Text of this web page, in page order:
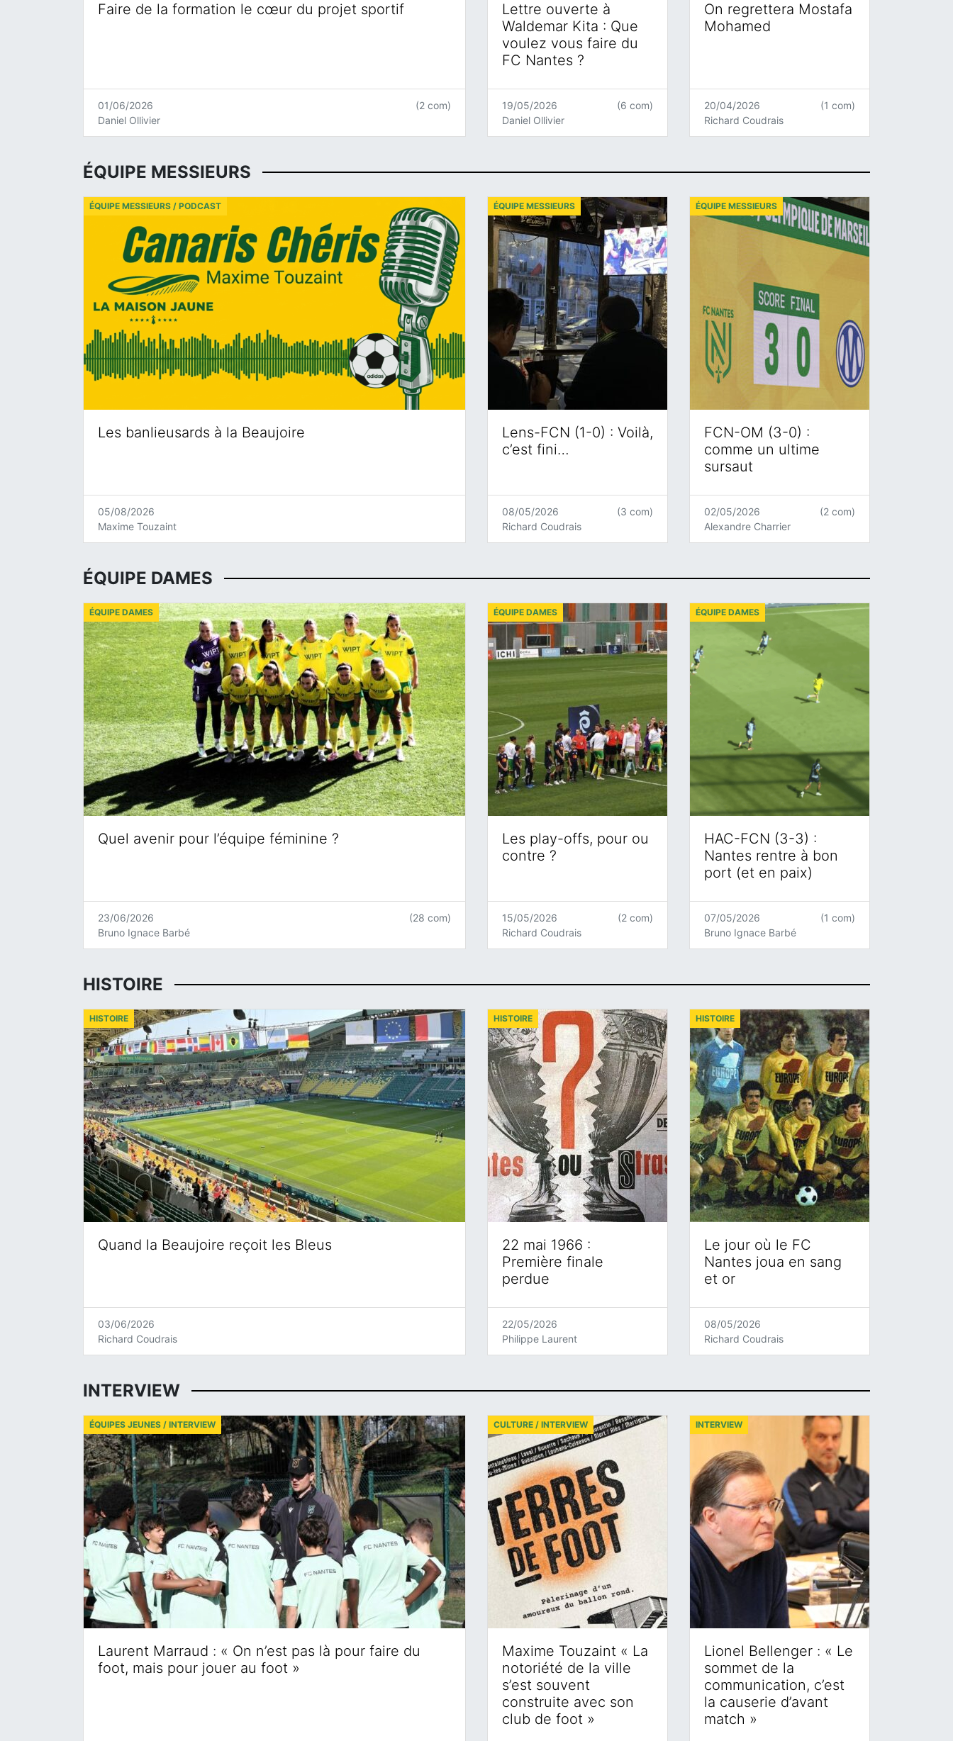
Faire de la formation le cœur du projet sportif
01/06/2026
Daniel Ollivier
(2 com)
Lettre ouverte à
Waldemar Kita : Que
voulez vous faire du
FC Nantes ?
19/05/2026
Daniel Ollivier
(6 com)
On regrettera Mostafa
Mohamed
20/04/2026
Richard Coudrais
(1 com)
ÉQUIPE MESSIEURS
Les banlieusards à la Beaujoire
ÉQUIPE MESSIEURS / PODCAST
05/08/2026
Maxime Touzaint
Lens-FCN (1-0) : Voilà,
c’est fini…
ÉQUIPE MESSIEURS
08/05/2026
Richard Coudrais
(3 com)
FCN-OM (3-0) :
comme un ultime
sursaut
ÉQUIPE MESSIEURS
02/05/2026
Alexandre Charrier
(2 com)
ÉQUIPE DAMES
Quel avenir pour l’équipe féminine ?
ÉQUIPE DAMES
23/06/2026
Bruno Ignace Barbé
(28 com)
Les play-offs, pour ou
contre ?
ÉQUIPE DAMES
15/05/2026
Richard Coudrais
(2 com)
HAC-FCN (3-3) :
Nantes rentre à bon
port (et en paix)
ÉQUIPE DAMES
07/05/2026
Bruno Ignace Barbé
(1 com)
HISTOIRE
Quand la Beaujoire reçoit les Bleus
HISTOIRE
03/06/2026
Richard Coudrais
22 mai 1966 :
Première finale
perdue
HISTOIRE
22/05/2026
Philippe Laurent
Le jour où le FC
Nantes joua en sang
et or
HISTOIRE
08/05/2026
Richard Coudrais
INTERVIEW
Laurent Marraud : « On n’est pas là pour faire du
foot, mais pour jouer au foot »
ÉQUIPES JEUNES / INTERVIEW
Maxime Touzaint « La
notoriété de la ville
s’est souvent
construite avec son
club de foot »
CULTURE / INTERVIEW
Lionel Bellenger : « Le
sommet de la
communication, c’est
la causerie d’avant
match »
INTERVIEW